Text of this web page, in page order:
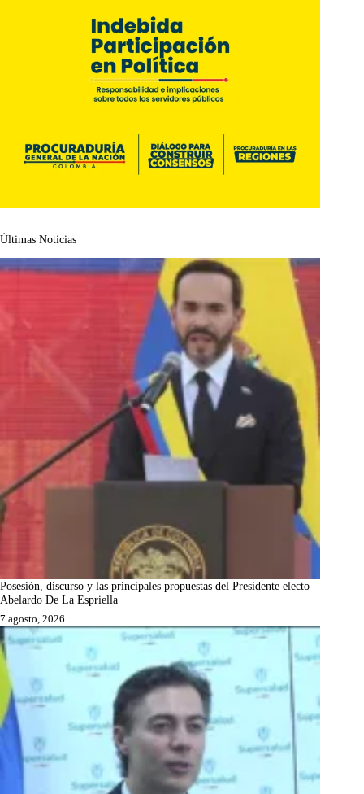
Últimas Noticias
Posesión, discurso y las principales propuestas del Presidente electo
Abelardo De La Espriella
7 agosto, 2026